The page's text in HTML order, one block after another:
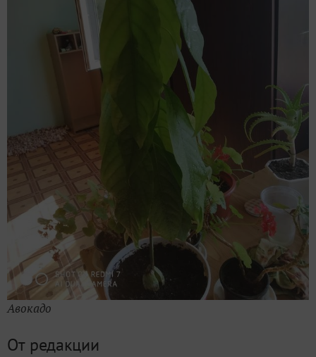
Авокадо
От редакции